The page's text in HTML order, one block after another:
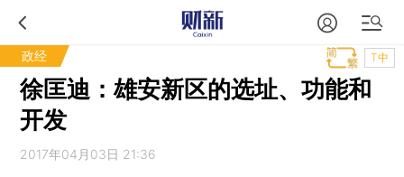
政经 T中
徐匡迪：雄安新区的选址、功能和
开发
2017年04月03日 21:36